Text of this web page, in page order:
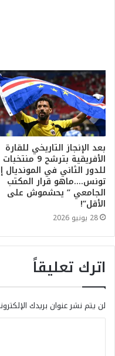
بعد الإنجاز التاريخي للقارة
الأفريقية بترشح 9 منتخبات
للدور الثاني في المونديال
تونس….ماهو قرار المكتب
الجامعي ” يحشموش على
الأقل”!
28 يونيو 2026
اترك تعليقاً
لن يتم نشر عنوان بريدك